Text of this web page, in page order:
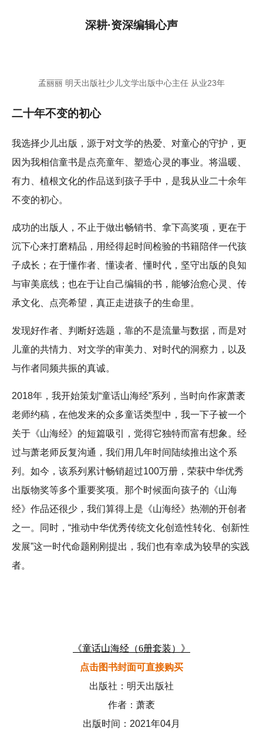
深耕·资深编辑心声
孟丽丽 明天出版社少儿文学出版中心主任 从业23年
二十年不变的初心
我选择少儿出版，源于对文学的热爱、对童心的守护，更
因为我相信童书是点亮童年、塑造心灵的事业。将温暖、
有力、植根文化的作品送到孩子手中，是我从业二十余年
不变的初心。
成功的出版人，不止于做出畅销书、拿下高奖项，更在于
沉下心来打磨精品，用经得起时间检验的书籍陪伴一代孩
子成长；在于懂作者、懂读者、懂时代，坚守出版的良知
与审美底线；也在于让自己编辑的书，能够治愈心灵、传
承文化、点亮希望，真正走进孩子的生命里。
发现好作者、判断好选题，靠的不是流量与数据，而是对
儿童的共情力、对文学的审美力、对时代的洞察力，以及
与作者同频共振的真诚。
2018年，我开始策划“童话山海经”系列，当时向作家萧袤
老师约稿，在他发来的众多童话类型中，我一下子被一个
关于《山海经》的短篇吸引，觉得它独特而富有想象。经
过与萧老师反复沟通，我们用几年时间陆续推出这个系
列。如今，该系列累计畅销超过100万册，荣获中华优秀
出版物奖等多个重要奖项。那个时候面向孩子的《山海
经》作品还很少，我们算得上是《山海经》热潮的开创者
之一。同时，“推动中华优秀传统文化创造性转化、创新性
发展”这一时代命题刚刚提出，我们也有幸成为较早的实践
者。
《童话山海经（6册套装）》
点击图书封面可直接购买
出版社：明天出版社
作者：萧袤
出版时间：2021年04月